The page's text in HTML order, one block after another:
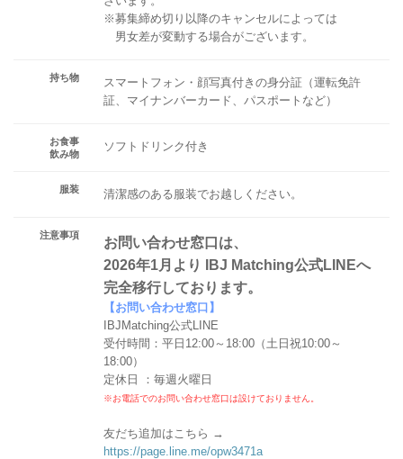
※募集締め切り以降のキャンセルによっては
男女差が変動する場合がございます。
持ち物
スマートフォン・顔写真付きの身分証（運転免許
証、マイナンバーカード、パスポートなど）
お食事
飲み物
ソフトドリンク付き
服装 清潔感のある服装でお越しください。
注意事項
お問い合わせ窓口は、
2026年1月より IBJ Matching公式LINEへ
完全移行しております。
【お問い合わせ窓口】
IBJMatching公式LINE
受付時間：平日12:00～18:00（土日祝10:00～
18:00）
定休日 ：毎週火曜日
※お電話でのお問い合わせ窓口は設けておりません。
友だち追加はこちら →
https://page.line.me/opw3471a